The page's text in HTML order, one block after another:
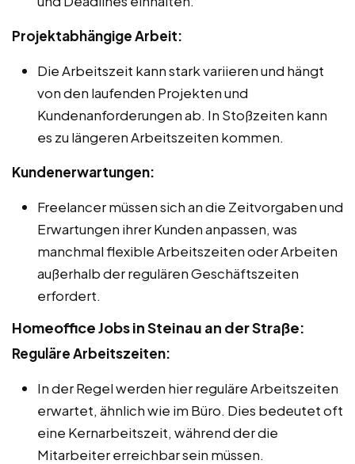
Projektabhängige Arbeit:
Die Arbeitszeit kann stark variieren und hängt
von den laufenden Projekten und
Kundenanforderungen ab. In Stoßzeiten kann
es zu längeren Arbeitszeiten kommen.
Kundenerwartungen:
Freelancer müssen sich an die Zeitvorgaben und
Erwartungen ihrer Kunden anpassen, was
manchmal flexible Arbeitszeiten oder Arbeiten
außerhalb der regulären Geschäftszeiten
erfordert.
Homeoffice Jobs in Steinau an der Straße:
Reguläre Arbeitszeiten:
In der Regel werden hier reguläre Arbeitszeiten
erwartet, ähnlich wie im Büro. Dies bedeutet oft
eine Kernarbeitszeit, während der die
Mitarbeiter erreichbar sein müssen.